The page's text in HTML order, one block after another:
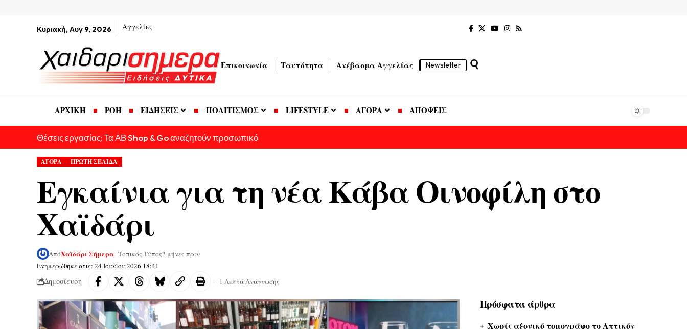
Κυριακή, Αυγ 9, 2026 Αγγελίες
Επικοινωνία Ταυτότητα Ανέβασμα Αγγελίας Newsletter
ΑΡΧΙΚΗ ΡΟΗ ΕΙΔΗΣΕΙΣ ΠΟΛΙΤΙΣΜΟΣ LIFESTYLE ΑΓΟΡΑ ΑΠΟΨΕΙΣ
Θέσεις εργασίας: Τα ΑΒ Shop & Go αναζητούν προσωπικό
ΑΓΟΡΑ ΠΡΩΤΗ ΣΕΛΙΔΑ
Εγκαίνια για τη νέα Κάβα Οινοφίλη στο
Χαϊδάρι
Ενημερώθηκε στις: 24 Ιουνίου 2026 18:41
ΑπόΧαϊδάρι Σήμερα- Τοπικός Τύπος2 μήνες πριν
Δημοσίευση 1 Λεπτά Ανάγνωσης
Πρόσφατα άρθρα
Χωρίς αξονικό τομογράφο το Αττικόν